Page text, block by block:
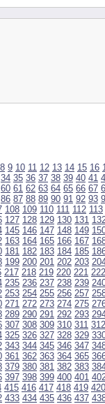
8 9 10 11 12 13 14 15 16
34 35 36 37 38 39 40 41
60 61 62 63 64 65 66 67
86 87 88 89 90 91 92 93
108 109 110 111 112 113
127 128 129 130 131
145 146 147 148 149
163 164 165 166 167
181 182 183 184 185
199 200 201 202 203
217 218 219 220 221 222
235 236 237 238 239
253 254 255 256 257
271 272 273 274 275
289 290 291 292 293
307 308 309 310 311 312
325 326 327 328 329
343 344 345 346 347
361 362 363 364 365
379 380 381 382 383
397 398 399 400 401
415 416 417 418 419 420
433 434 435 436 437